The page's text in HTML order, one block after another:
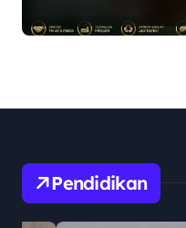
Pendidikan